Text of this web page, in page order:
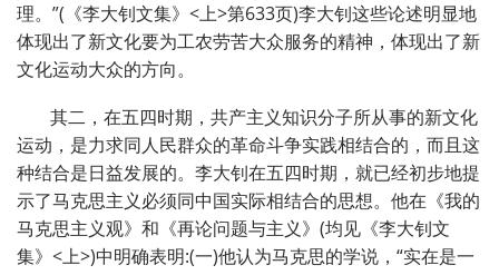
理。”(《李大钊文集》<上>第633页)李大钊这些论述明显地
体现出了新文化要为工农劳苦大众服务的精神，体现出了新
文化运动大众的方向。
其二，在五四时期，共产主义知识分子所从事的新文化
运动，是力求同人民群众的革命斗争实践相结合的，而且这
种结合是日益发展的。李大钊在五四时期，就已经初步地提
示了马克思主义必须同中国实际相结合的思想。他在《我的
马克思主义观》和《再论问题与主义》(均见《李大钊文
集》<上>)中明确表明:(一)他认为马克思的学说，“实在是一